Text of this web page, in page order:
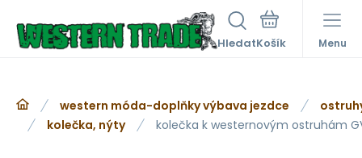
Hledat Menu
western móda-doplňky výbava jezdce
kolečka, nýty
kolečka k westernovým ostruhám